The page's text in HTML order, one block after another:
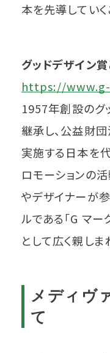
本を先導していく
グッドデザイン
https://
1957年創設のグ
継承し、公益財
実施する⽇本を
ロモーションの
やデザイナーが
ルである「G マ
として広く親しま
メディヴ
て